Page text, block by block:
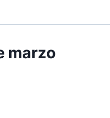
marzo